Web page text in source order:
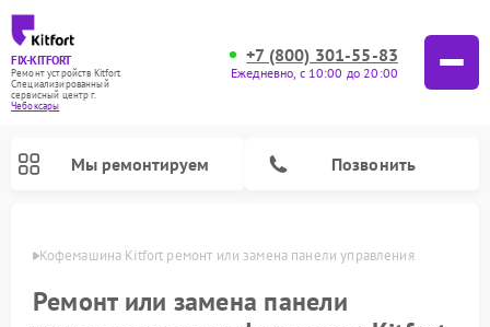
FIX-KITFORT
Ремонт устройств Kitfort
Специализированный
cервисный центр г.
Чебоксары
+7 (800) 301-55-83
Ежедневно, с 10:00 до 20:00
Мы ремонтируем Позвонить
Кофемашина Kitfort ремонт или замена панели управления
Ремонт или замена панели